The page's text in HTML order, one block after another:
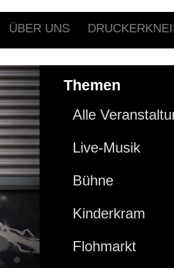
ÜBER UNS
Themen
Alle
Live-Musik
Bühne
Kinderkram
Flohmarkt